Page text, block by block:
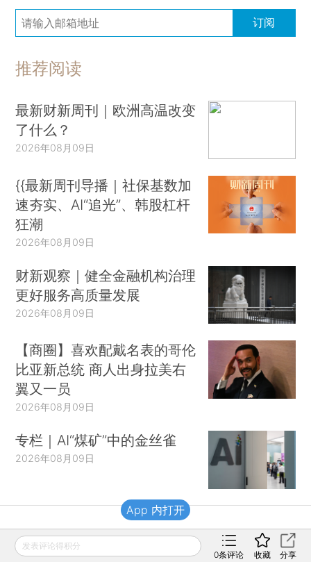
订阅
推荐阅读
最新财新周刊｜欧洲高温改变
了什么？
2026年08月09日
{{最新周刊导播｜社保基数加
速夯实、AI“追光”、韩股杠杆
狂潮
2026年08月09日
财新观察｜健全金融机构治理
更好服务高质量发展
2026年08月09日
【商圈】喜欢配戴名表的哥伦
比亚新总统 商人出身拉美右
翼又一员
2026年08月09日
专栏｜AI“煤矿”中的金丝雀
2026年08月09日
财新移动
发表评论得积分
0条评论 收藏 分享
App 内打开